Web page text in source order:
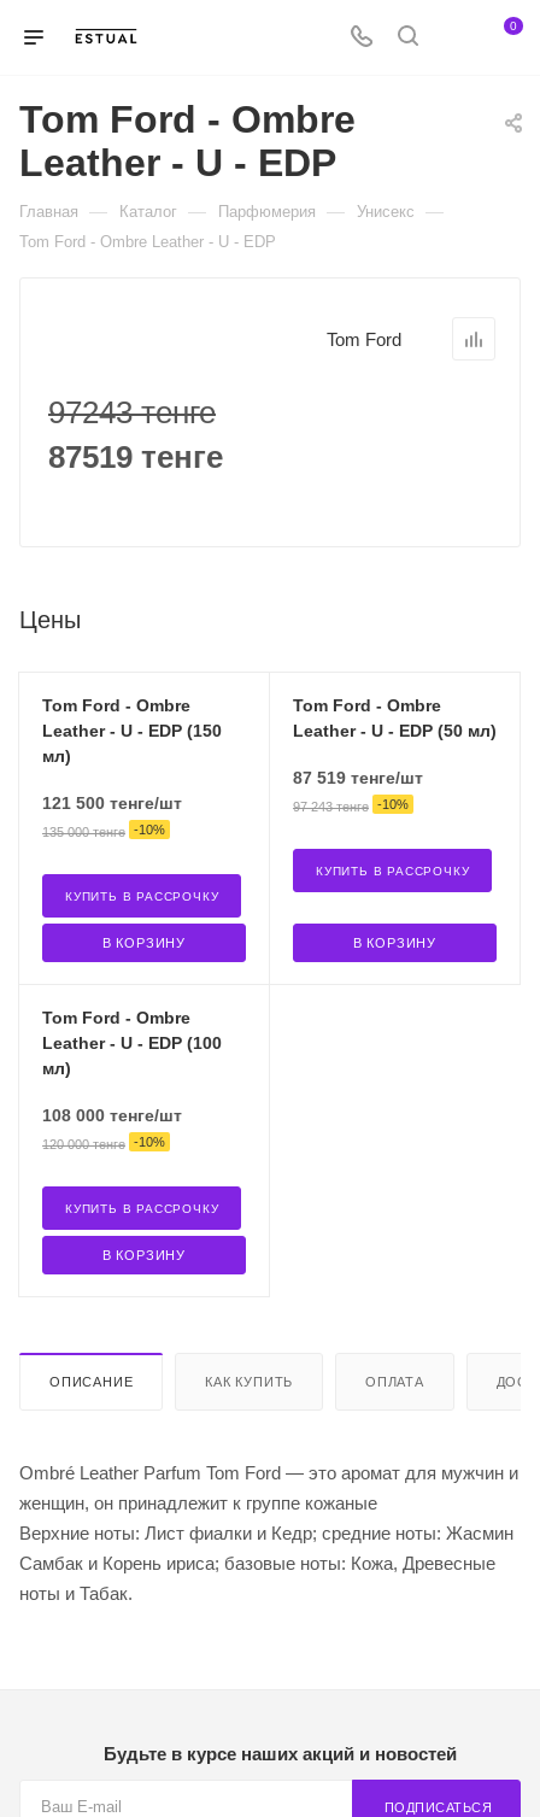
0
Tom Ford - Ombre
Leather - U - EDP
Главная — Каталог — Парфюмерия — Унисекс —
Tom Ford - Ombre Leather - U - EDP
Tom Ford
97243 тенге
87519 тенге
Цены
Tom Ford - Ombre
Leather - U - EDP (150
мл)
121 500 тенге/шт
135 000тенге -10%
В КОРЗИНУ
КУПИТЬ В РАССРОЧКУ
Tom Ford - Ombre
Leather - U - EDP (50 мл)
87 519 тенге/шт
97 243тенге -10%
В КОРЗИНУ
КУПИТЬ В РАССРОЧКУ
Tom Ford - Ombre
Leather - U - EDP (100
мл)
108 000 тенге/шт
120 000тенге -10%
В КОРЗИНУ
КУПИТЬ В РАССРОЧКУ
ОПИСАНИЕ КАК КУПИТЬ ОПЛАТА
Ombré Leather Parfum Tom Ford — это аромат для мужчин и
женщин, он принадлежит к группе кожаные
Верхние ноты: Лист фиалки и Кедр; средние ноты: Жасмин
Самбак и Корень ириса; базовые ноты: Кожа, Древесные
ноты и Табак.
Будьте в курсе наших акций и новостей
ПОДПИСАТЬСЯ